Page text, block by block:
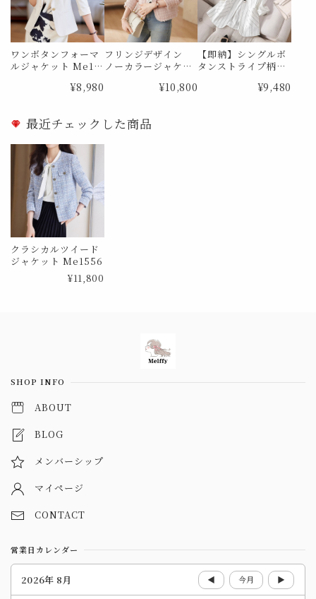
ワンボタンフォーマ
ルジャケット Me11
¥8,980
フリンジデザイン
ノーカラージャケッ
¥10,800
【即納】シングルボ
タンストライプ柄
ト Me1089 Mサイ
¥9,480
最近チェックした商品
クラシカルツイード
ジャケット Me1556
¥11,800
SHOP INFO
ABOUT
BLOG
メンバーシップ
マイページ
CONTACT
営業日カレンダー
2026年 8月 ◀ 今月 ▶